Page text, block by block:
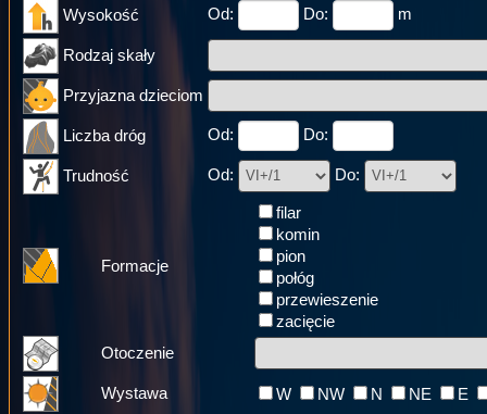
Wysokość Od: Do: m
Rodzaj skały
Przyjazna dzieciom
Liczba dróg Od: Do:
Trudność Od: Do:
Formacje
filar
komin
pion
połóg
przewieszenie
zacięcie
Otoczenie
Wystawa W NW N NE E